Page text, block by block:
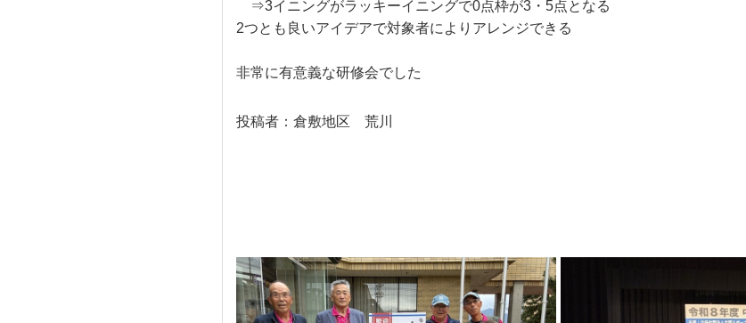
⇒3イニングがラッキーイニングで0点枠が3・5点となる
2つとも良いアイデアで対象者によりアレンジできる
非常に有意義な研修会でした
投稿者：倉敷地区 荒川